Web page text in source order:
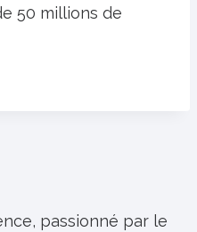
50 millions de
passionné par le